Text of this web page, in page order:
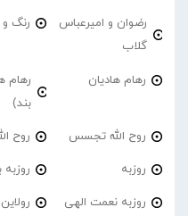
رضوان و امیرعباس
گلاب
رنگ
رهام هادیان
رهام
بند)
روح الله تجسس روح
روزبه روزبه
روزبه نعمت الهی رولاین